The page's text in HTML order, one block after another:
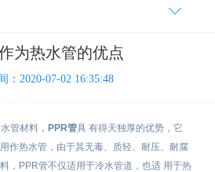
为热水管的优点
：2020-07-02 16:35:48
管材料， PPR管具 有得天独厚的优势，它
作热水管，由于其无毒、质轻、耐压、耐腐
，PPR管不仅适用于冷水管道，也适 用于热